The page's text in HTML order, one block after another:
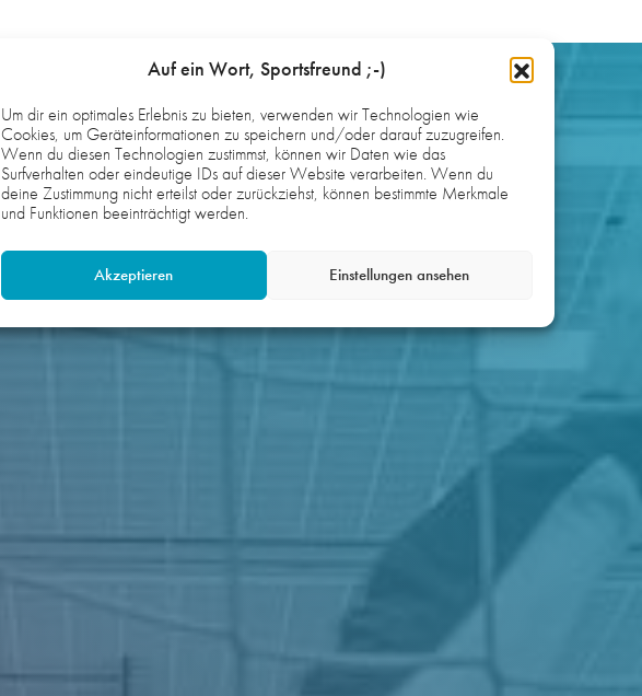
Auf ein Wort, Sportsfreund ;-)
Um dir ein optimales Erlebnis zu bieten, verwenden wir Technologien wie
Cookies, um Geräteinformationen zu speichern und/oder darauf zuzugreifen.
Wenn du diesen Technologien zustimmst, können wir Daten wie das
Surfverhalten oder eindeutige IDs auf dieser Website verarbeiten. Wenn du
deine Zustimmung nicht erteilst oder zurückziehst, können bestimmte Merkmale
und Funktionen beeinträchtigt werden.
Akzeptieren Einstellungen ansehen